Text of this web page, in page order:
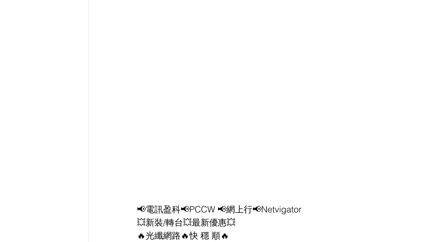
📢電訊盈科📢PCCW 📢網上行📢Netvigator
💥新裝/轉台💥最新優惠💥
🔥光纖網路🔥快 穩 順🔥